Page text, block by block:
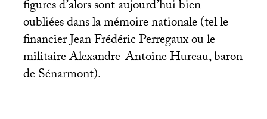
figures d’alors sont aujourd’hui bien
oubliées dans la mémoire nationale (tel le
financier Jean Frédéric Perregaux ou le
militaire Alexandre-Antoine Hureau, baron
de Sénarmont).